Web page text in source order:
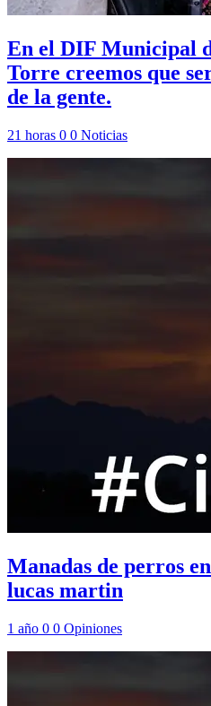
En el DIF Municipal
Torre creemos que
de la gente.
21 horas 0 0 Noticias
Manadas de perros
lucas martin
1 año 0 0 Opiniones